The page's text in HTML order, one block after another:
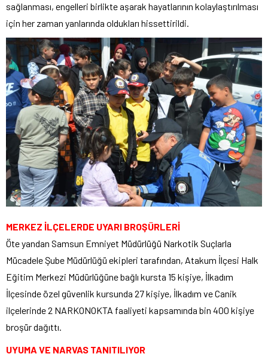
sağlanması, engelleri birlikte aşarak hayatlarının kolaylaştırılması
için her zaman yanlarında oldukları hissettirildi.
MERKEZ İLÇELERDE UYARI BROŞÜRLERİ
Öte yandan Samsun Emniyet Müdürlüğü Narkotik Suçlarla
Mücadele Şube Müdürlüğü ekipleri tarafından, Atakum İlçesi Halk
Eğitim Merkezi Müdürlüğüne bağlı kursta 15 kişiye, İlkadım
İlçesinde özel güvenlik kursunda 27 kişiye, İlkadım ve Canik
ilçelerinde 2 NARKONOKTA faaliyeti kapsamında bin 400 kişiye
broşür dağıttı.
UYUMA VE NARVAS TANITILIYOR